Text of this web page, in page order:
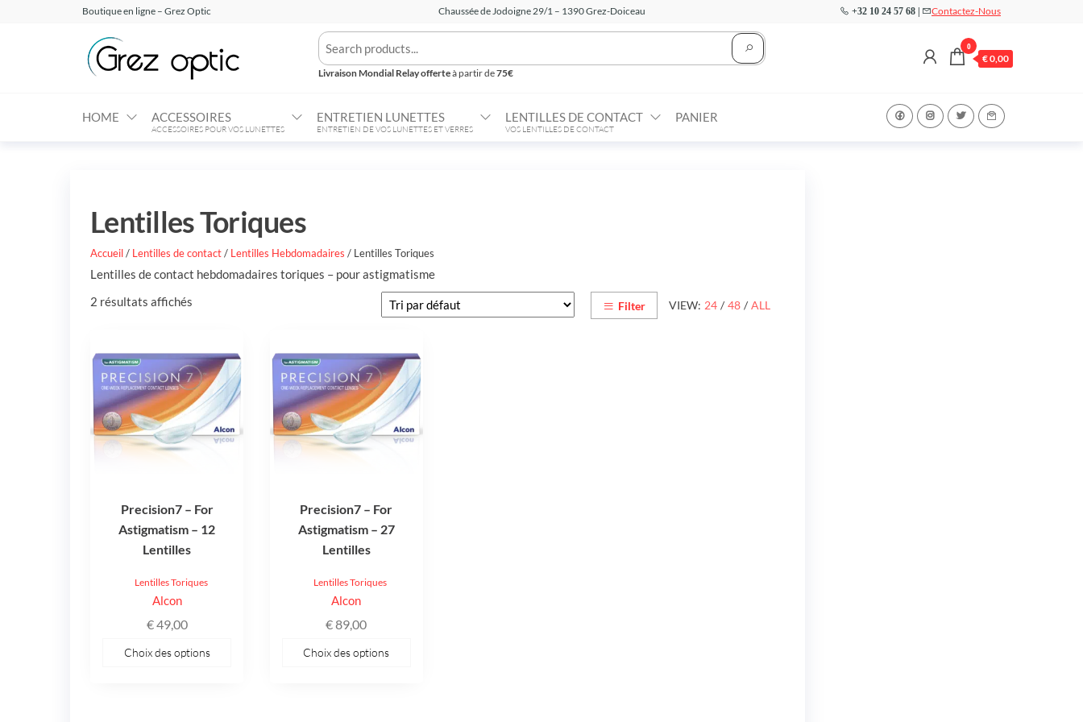
Boutique en ligne – Grez Optic Chaussée de Jodoigne 29/1 – 1390 Grez-Doiceau +32 10 24 57 68 | Contactez-Nous
Optic –Livraison Mondial Relay offerteà partir de75€
0
€0,00
HOME ACCESSOIRES
ACCESSOIRES POUR VOS LUNETTES
ENTRETIEN LUNETTES
ENTRETIEN DE VOS LUNETTES ET VERRES
LENTILLES DE CONTACT
VOS LENTILLES DE CONTACT
PANIER
Lentilles Toriques
Accueil/ Lentilles de contact/ Lentilles Hebdomadaires / Lentilles Toriques
Lentilles de contact hebdomadaires toriques – pour astigmatisme
VIEW: 24 / 48 / ALL
Filter
2 résultats affichés
Precision7 – For
Astigmatism – 12
Lentilles
Lentilles Toriques
Alcon
€49,00
Choix des options
produit
plusieurs
variations.
Les
options
choisies
Precision7 – For
Astigmatism – 27
Lentilles
Lentilles Toriques
Alcon
€89,00
Choix des options
produit
plusieurs
variations.
Les
options
choisies